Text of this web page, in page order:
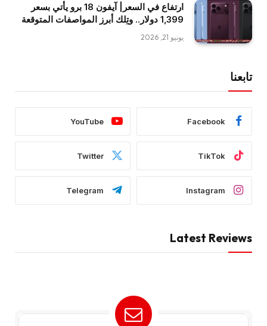
ارتفاع في السعر| آيفون 18 برو يأتي بسعر
1,399 دولار.. وتِلك أبرز المواصفات المتوقعة
يونيو 21, 2026
تابعنا
Facebook
YouTube
TikTok
Twitter
Instagram
Telegram
Latest Reviews